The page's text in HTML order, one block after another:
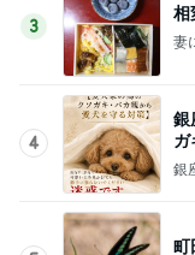
5
町
カ
このジャンルの記
Amebaト